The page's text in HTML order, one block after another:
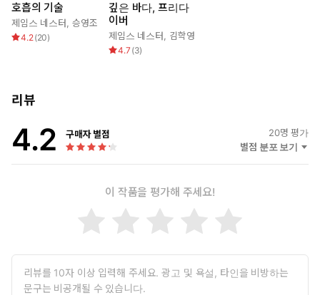
호흡의 기술
제임스 네스터, 승영조
4.2(20)
깊은 바다, 프리다
이버
제임스 네스터, 김학영
4.7 (3)
리뷰
4.2 구매자 별점 20명 평가
별점 분포 보기
이 작품을 평가해 주세요!